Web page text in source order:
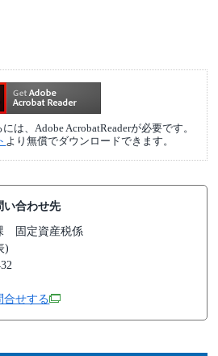
は、Adobe AcrobatReaderが必要です。
より無償でダウンロードできます。
い合わせ先
固定資産税係
)
合せする